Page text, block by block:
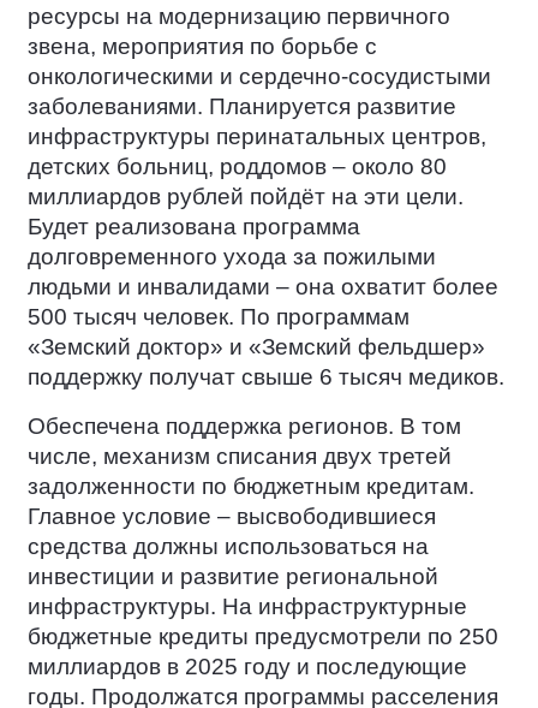
ресурсы на модернизацию первичного
звена, мероприятия по борьбе с
онкологическими и сердечно-сосудистыми
заболеваниями. Планируется развитие
инфраструктуры перинатальных центров,
детских больниц, роддомов – около 80
миллиардов рублей пойдёт на эти цели.
Будет реализована программа
долговременного ухода за пожилыми
людьми и инвалидами – она охватит более
500 тысяч человек. По программам
«Земский доктор» и «Земский фельдшер»
поддержку получат свыше 6 тысяч медиков.
Обеспечена поддержка регионов. В том
числе, механизм списания двух третей
задолженности по бюджетным кредитам.
Главное условие – высвободившиеся
средства должны использоваться на
инвестиции и развитие региональной
инфраструктуры. На инфраструктурные
бюджетные кредиты предусмотрели по 250
миллиардов в 2025 году и последующие
годы. Продолжатся программы расселения